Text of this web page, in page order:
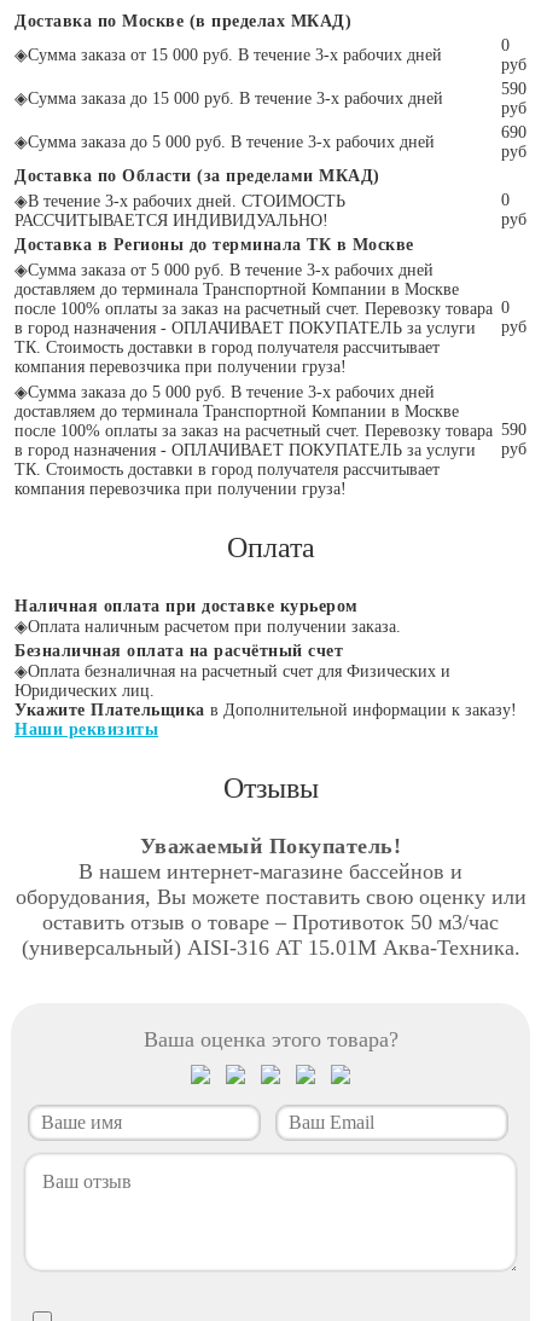
Доставка по Москве (в пределах МКАД)
◈Сумма заказа от 15 000 руб. В течение 3-х рабочих дней
0
руб
◈Сумма заказа до 15 000 руб. В течение 3-х рабочих дней
590
руб
◈Сумма заказа до 5 000 руб. В течение 3-х рабочих дней
690
руб
Доставка по Области (за пределами МКАД)
◈В течение 3-х рабочих дней. СТОИМОСТЬ
РАССЧИТЫВАЕТСЯ ИНДИВИДУАЛЬНО!
0
руб
Доставка в Регионы до терминала ТК в Москве
◈Сумма заказа от 5 000 руб. В течение 3-х рабочих дней
доставляем до терминала Транспортной Компании в Москве
после 100% оплаты за заказ на расчетный счет. Перевозку товара
в город назначения - ОПЛАЧИВАЕТ ПОКУПАТЕЛЬ за услуги
ТК. Стоимость доставки в город получателя рассчитывает
компания перевозчика при получении груза!
0
руб
◈Сумма заказа до 5 000 руб. В течение 3-х рабочих дней
доставляем до терминала Транспортной Компании в Москве
после 100% оплаты за заказ на расчетный счет. Перевозку товара
в город назначения - ОПЛАЧИВАЕТ ПОКУПАТЕЛЬ за услуги
ТК. Стоимость доставки в город получателя рассчитывает
компания перевозчика при получении груза!
590
руб
Оплата
Наличная оплата при доставке курьером
◈Оплата наличным расчетом при получении заказа.
Безналичная оплата на расчётный счет
◈Оплата безналичная на расчетный счет для Физических и
Юридических лиц.
Укажите Плательщика в Дополнительной информации к заказу!
Наши реквизиты
Отзывы
Уважаемый Покупатель!
В нашем интернет-магазине бассейнов и
оборудования, Вы можете поставить свою оценку или
оставить отзыв о товаре – Противоток 50 м3/час
(универсальный) AISI-316 АТ 15.01М Аква-Техника.
Ваша оценка этого товара?